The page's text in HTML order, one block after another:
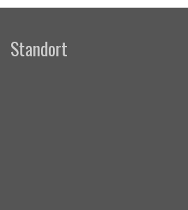
Standort